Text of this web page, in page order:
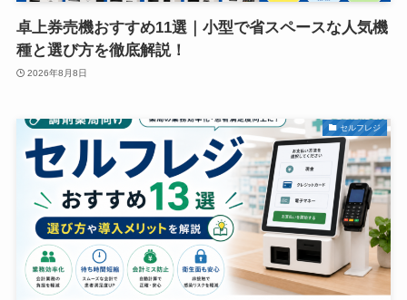
卓上券売機おすすめ11選｜小型で省スペースな人気機
種と選び方を徹底解説！
2026年8月8日
セルフレジ